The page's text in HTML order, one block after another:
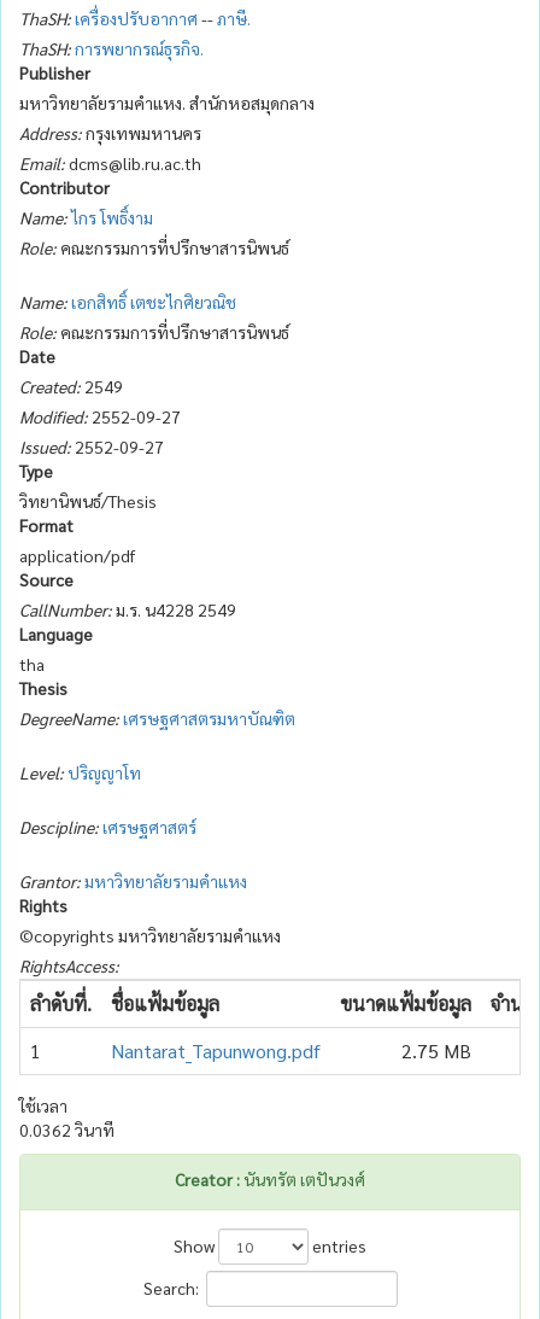
ThaSH:เครื่องปรับอากาศ --ภาษี.
ThaSH:การพยากรณ์ธุรกิจ.
Publisher
มหาวิทยาลัยรามคำแหง. สำนักหอสมุดกลาง
Address:กรุงเทพมหานคร
Email:dcms@lib.ru.ac.th
Contributor
Name:ไกร โพธิ์งาม
Role: คณะกรรมการที่ปรึกษาสารนิพนธ์
Name:เอกสิทธิ์ เตชะไกศิยวณิช
Role: คณะกรรมการที่ปรึกษาสารนิพนธ์
Date
Created: 2549
Modified: 2552-09-27
Issued: 2552-09-27
Type
วิทยานิพนธ์/Thesis
Format
application/pdf
Source
CallNumber:ม.ร. น4228 2549
Language
tha
Thesis
DegreeName:เศรษฐศาสตรมหาบัณฑิต
Level:ปริญญาโท
Descipline:เศรษฐศาสตร์
Grantor:มหาวิทยาลัยรามคำแหง
Rights
©copyrights มหาวิทยาลัยรามคำแหง
RightsAccess:
ลำดับที่. ชื่อแฟ้มข้อมูล ขนาดแฟ้มข้อมูล
จำนว
1
Nantarat_Tapunwong.pdf 2.75 MB
ใช้เวลา
0.0362 วินาที
Creator : นันทรัต เตปันวงศ์
Show
entries
Search: